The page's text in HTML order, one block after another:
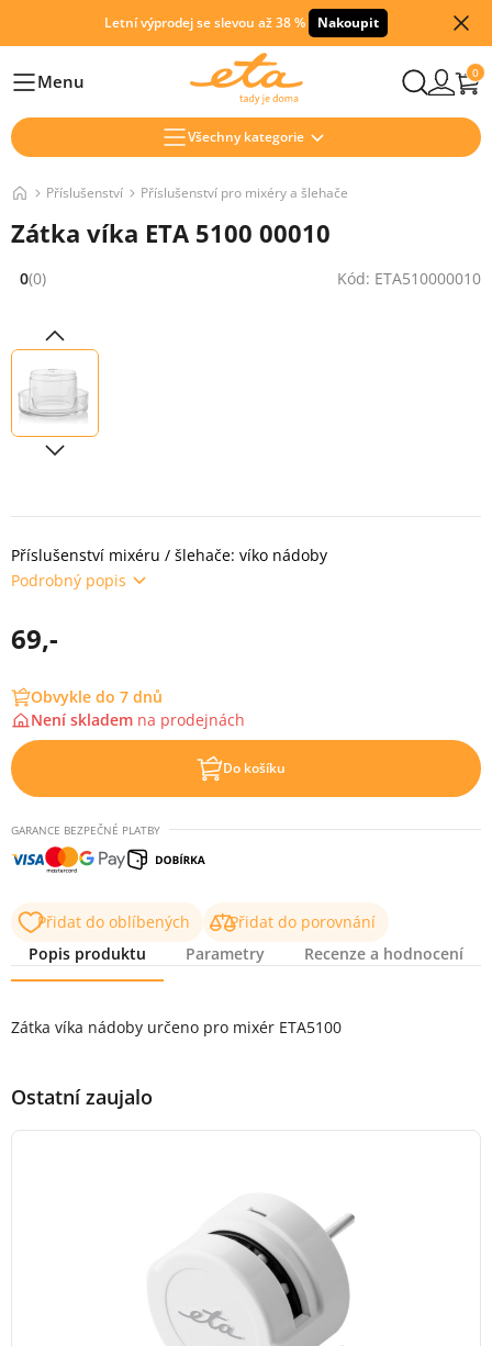
Letní výprodej se slevou až 38 % Nakoupit
HlavníMenu 0
Všechny kategorie
Příslušenství Příslušenství pro mixéry a šlehače
Zátka víka ETA 5100 00010
Hodnocení: 0 z 5 (0 recenzí)
0(0) Kód: ETA510000010
Příslušenství mixéru / šlehače: víko nádoby
Podrobný popis
69,-
Obvykle do 7 dnů
Není skladem na prodejnách
Do košíku
GARANCE BEZPEČNÉ PLATBY
Přidat do oblíbených
Přidat do porovnání
Popis produktu
Parametry Recenze a hodnocení
Zátka víka nádoby určeno pro mixér ETA5100
Ostatní zaujalo